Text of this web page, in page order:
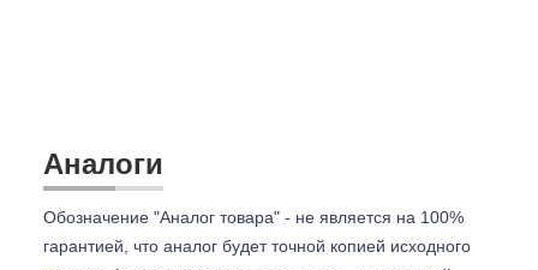
Аналоги
Обозначение "Аналог товара" - не является на 100%
гарантией, что аналог будет точной копией исходного